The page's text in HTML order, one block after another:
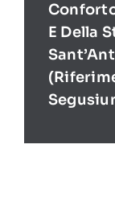
E Della